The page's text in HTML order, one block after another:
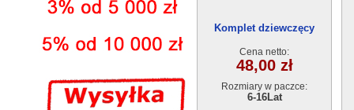
Komplet dziewczęcy
Cena netto:
48,00 zł
Rozmiary w paczce:
6-16Lat